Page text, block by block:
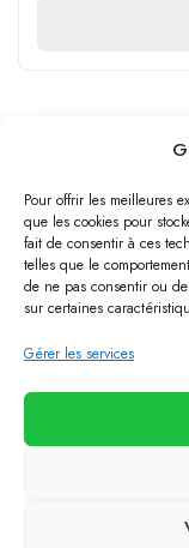
Pour offrir les meilleures
que les cookies pour
fait de consentir à ces
telles que le
de ne pas consentir ou
sur certaines
Gérer les services
Advertise your jobs
©